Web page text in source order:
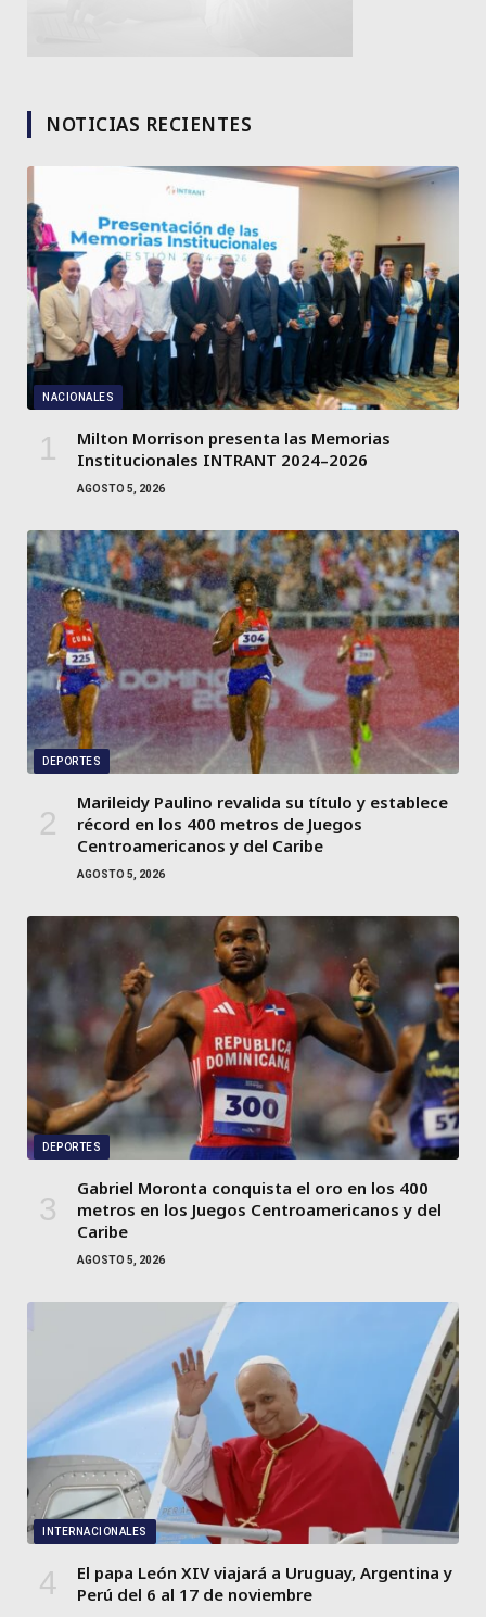
NOTICIAS RECIENTES
NACIONALES
Milton Morrison presenta las Memorias
Institucionales INTRANT 2024–2026
AGOSTO 5, 2026
DEPORTES
Marileidy Paulino revalida su título y establece
récord en los 400 metros de Juegos
Centroamericanos y del Caribe
AGOSTO 5, 2026
DEPORTES
Gabriel Moronta conquista el oro en los 400
metros en los Juegos Centroamericanos y del
Caribe
AGOSTO 5, 2026
INTERNACIONALES
El papa León XIV viajará a Uruguay, Argentina y
Perú del 6 al 17 de noviembre